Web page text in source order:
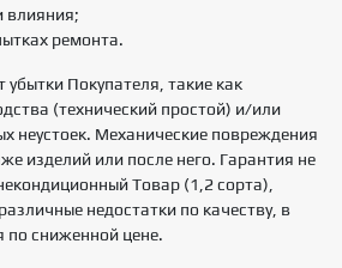
влияния;
ремонта.
убытки Покупателя, такие как
(технический простой) и/или
неустоек. Механические повреждения
изделий или после него. Гарантия не
Товар (1,2 сорта),
недостатки по качеству, в
по сниженной цене.